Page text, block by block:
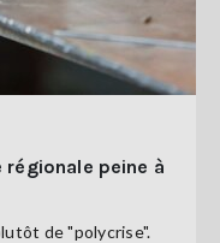
peine à
de "polycrise".